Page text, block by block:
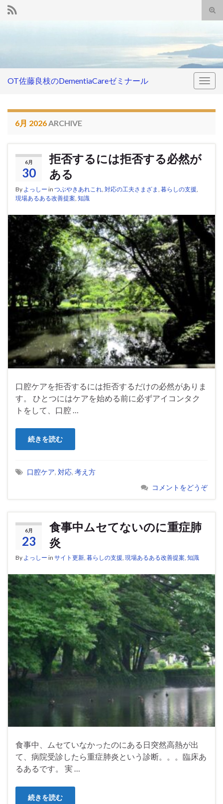
OT佐藤良枝のDementiaCareゼミナール
6月 2026 ARCHIVE
6月
30
拒否するには拒否する必然が
ある
By よっしー in つぶやきあれこれ 対応の工夫さまざま 暮らしの支援
現場あるある改善提案 知識
口腔ケアを拒否するには拒否するだけの必然がありま
す。 ひとつにはケアを始める前に必ずアイコンタク
トをして、口腔 …
続きを読む
口腔ケア, 対応, 考え方
コメントをどうぞ
6月
23
食事中ムセてないのに重症肺
炎
By よっしー in サイト更新 暮らしの支援 現場あるある改善提案 知識
食事中、ムセていなかったのにある日突然高熱が出
て、病院受診したら重症肺炎という診断。。。臨床あ
るあるです。 実 …
続きを読む